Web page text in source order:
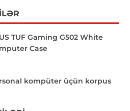
TUF Gaming G502 White
Case
kompüter üçün korpus